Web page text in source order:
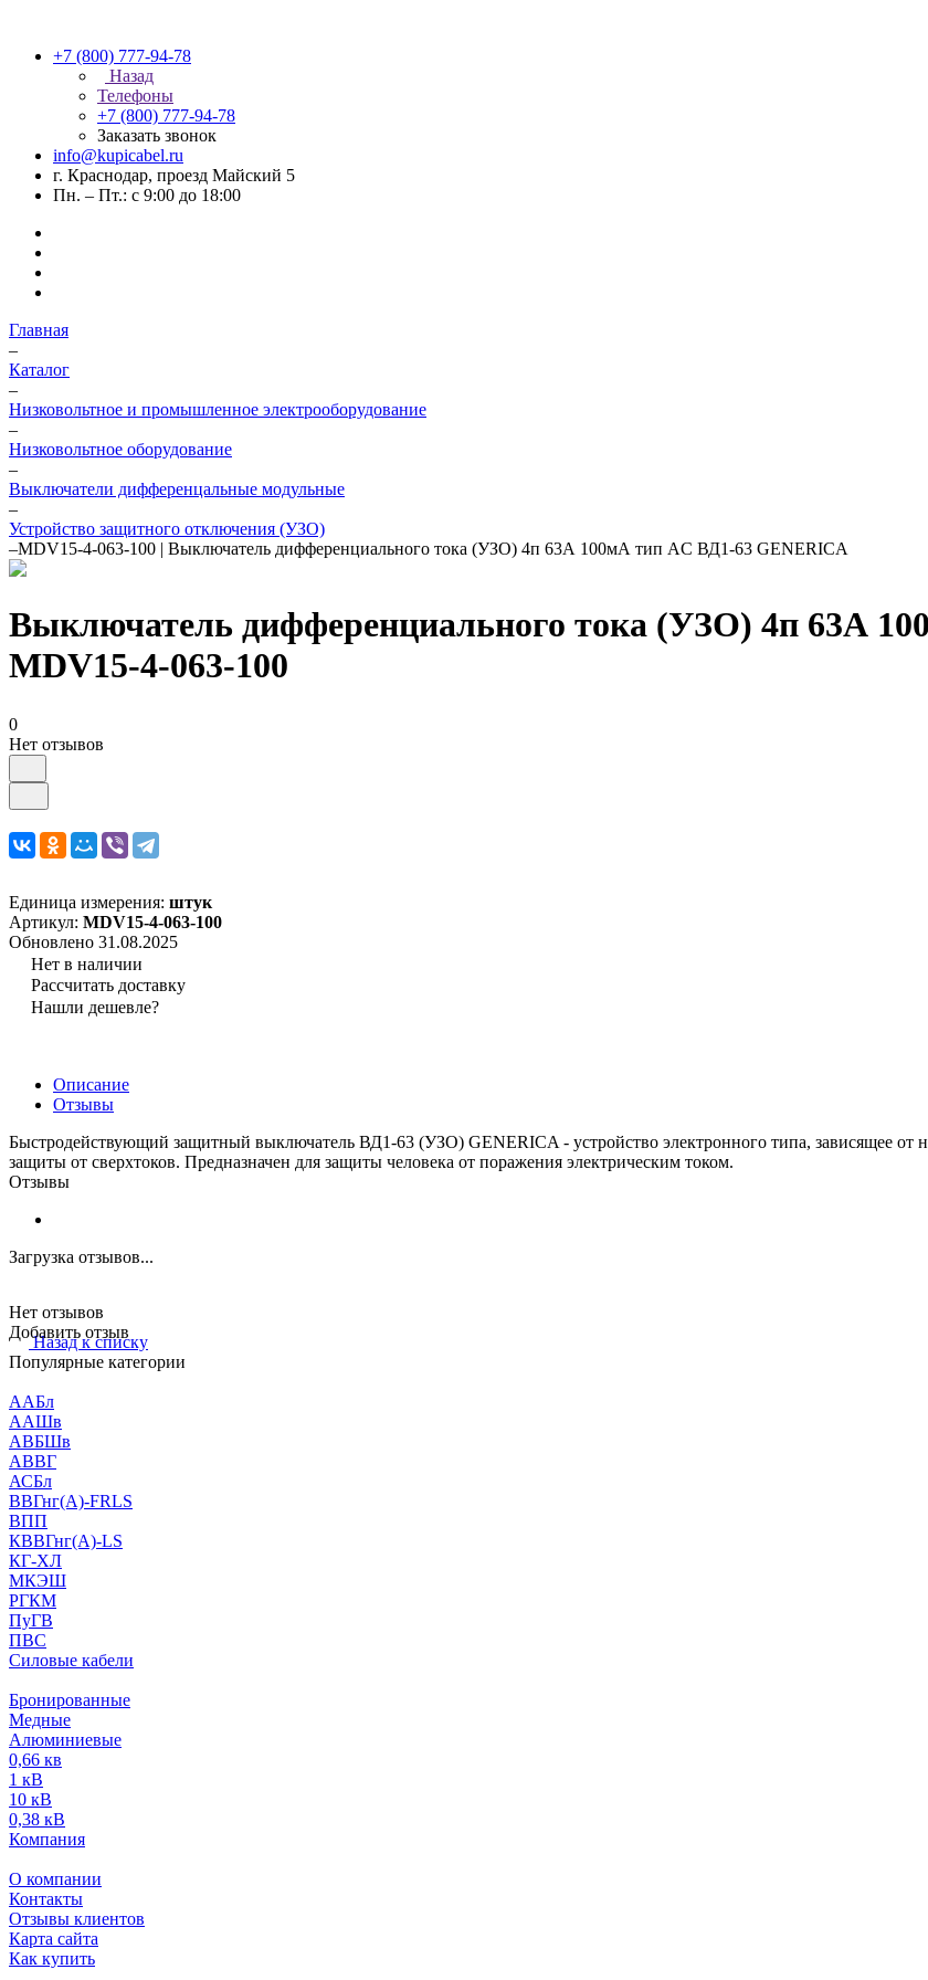
+7 (800) 777-94-78
Назад
Телефоны
+7 (800) 777-94-78
Заказать звонок
info@kupicabel.ru
г. Краснодар, проезд Майский 5
Пн. – Пт.: с 9:00 до 18:00
Главная
–
Каталог
–
Низковольтное и промышленное электрооборудование
–
Низковольтное оборудование
–
Выключатели дифференцальные модульные
–
Устройство защитного отключения (УЗО)
–MDV15-4-063-100 | Выключатель дифференциального тока (УЗО) 4п 63А 100мА тип AC ВД1-63 GENERICA
Выключатель дифференциального тока (УЗО) 4п 63А
MDV15-4-063-100
0
Нет отзывов
Единица измерения: штук
Артикул: MDV15-4-063-100
Обновлено 31.08.2025
Нет в наличии
Рассчитать доставку
Нашли дешевле?
Описание
Отзывы
Быстродействующий защитный выключатель ВД1-63 (УЗО) GENERICA - устройство электронного типа, зависящее от
защиты от сверхтоков. Предназначен для защиты человека от поражения электрическим током.
Отзывы
Загрузка отзывов...
Нет отзывов
Добавить отзыв
Назад к списку
Популярные категории
ААБл
ААШв
АВБШв
АВВГ
АСБл
ВВГнг(А)-FRLS
ВПП
КВВГнг(А)-LS
КГ-ХЛ
МКЭШ
РГКМ
ПуГВ
ПВС
Силовые кабели
Бронированные
Медные
Алюминиевые
0,66 кв
1 кВ
10 кВ
0,38 кВ
Компания
О компании
Контакты
Отзывы клиентов
Карта сайта
Как купить